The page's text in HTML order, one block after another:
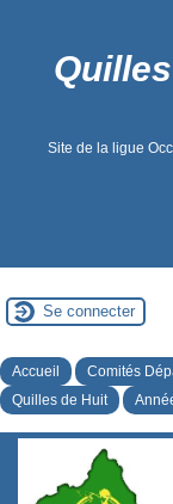
Quilles
Site de la ligue
Se connecter
Accueil Comités
Quilles de Huit